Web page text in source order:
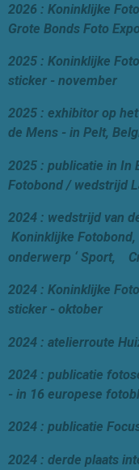
2026 : Koninklijke
Grote Bonds Foto
2025 : Koninklijke
sticker - november
2025 : exhibitor op
de Mens - in Pelt,
2025 : publicatie in In
Fotobond / wedstrijd
2024 : wedstrijd van
Koninklijke Fotobond,
onderwerp ‘ Sport,
2024 : Koninklijke
sticker - oktober
2024 : atelierroute
2024 : publicatie
- in 16 europese
2024 : publicatie
2024 : derde plaats